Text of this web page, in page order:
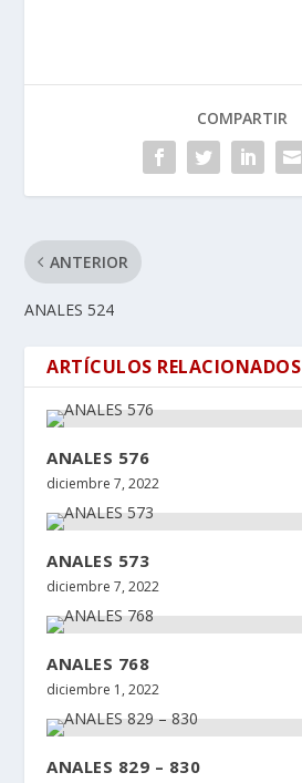
COMPARTIR
ANTERIOR
ANALES 524
ARTÍCULOS RELACIONADOS
ANALES 576
diciembre 7, 2022
ANALES 573
diciembre 7, 2022
ANALES 768
diciembre 1, 2022
ANALES 829 – 830